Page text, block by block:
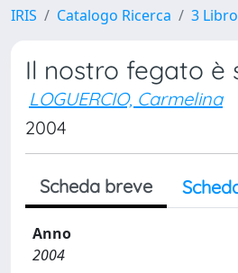
IRIS Catalogo Ricerca 3 Libro
Il nostro fegato è
LOGUERCIO, Carmelina
2004
Scheda breve
Anno
2004